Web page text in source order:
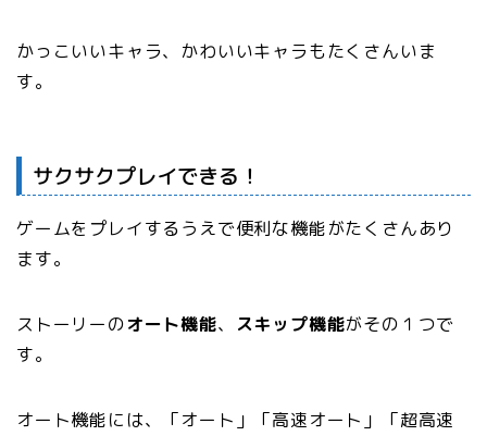
かっこいいキャラ、かわいいキャラもたくさんいま
す。
サクサクプレイできる！
ゲームをプレイするうえで便利な機能がたくさんあり
ます。
ストーリーのオート機能、 スキップ機能がその１つで
す。
オート機能には、「オート」「高速オート」「超高速